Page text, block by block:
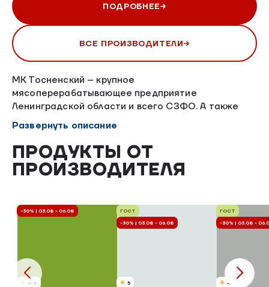
ПОДРОБНЕЕ
ВСЕ ПРОИЗВОДИТЕЛИ
МК Тосненский – крупное
мясоперерабатывающее предприятие
Ленинградской области и всего СЗФО. А также
это наш добрый сосед из Тосненского района и
партнер, который предлагает свежую свинину,
произведенную по ГОСТ в безопасной вакуумной
упаковке сразу с производства.
Развернуть описание
ПРОДУКТЫ ОТ
ПРОИЗВОДИТЕЛЯ
-30% | 03.08 - 06.08
4.4
ГОСТ
-30% | 03.08 - 06.08
5
ГОСТ
-30% | 03.08 -
4.8